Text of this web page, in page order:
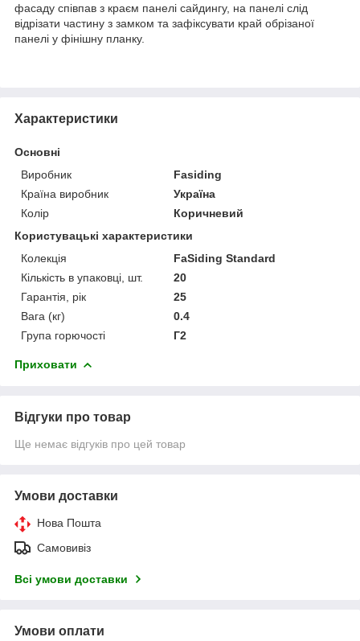
фасаду співпав з краєм панелі сайдингу, на панелі слід
відрізати частину з замком та зафіксувати край обрізаної
панелі у фінішну планку.
Характеристики
Основні
Виробник
Fasiding
Країна виробник
Україна
Колір
Коричневий
Користувацькі характеристики
Колекція
FaSiding Standard
Кількість в упаковці, шт.
20
Гарантія, рік
25
Вага (кг)
0.4
Група горючості
Г2
Приховати
Відгуки про товар
Ще немає відгуків про цей товар
Умови доставки
Нова Пошта
Самовивіз
Всі умови доставки
Умови оплати